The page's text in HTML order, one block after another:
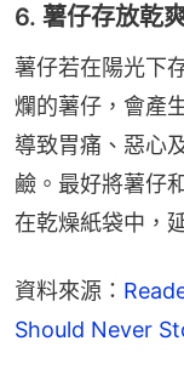
6. 薯仔存放乾
薯仔若在陽光下
爛的薯仔，會產
導致胃痛、惡心
鹼。最好將薯仔
在乾燥紙袋中，
資料來源：
Should Never